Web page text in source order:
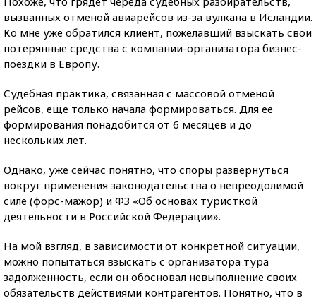
вызванных отменой авиарейсов из-за вулкана в Исландии.
Ко мне уже обратился клиент, пожелавший взыскать свои
потерянные средства с компании-организатора бизнес-
поездки в Европу.
Судебная практика, связанная с массовой отменой
рейсов, еще только начала формироваться. Для ее
формирования понадобится от 6 месяцев и до
нескольких лет.
Однако, уже сейчас понятно, что споры развернуться
вокруг применения законодательства о непреодолимой
силе (форс-мажор) и ФЗ «Об основах туристкой
деятельности в Российской Федерации».
На мой взгляд, в зависимости от конкретной ситуации,
можно попытаться взыскать с организатора тура
задолженность, если он обосновал невыполнение своих
обязательств действиями контрагентов. Понятно, что в